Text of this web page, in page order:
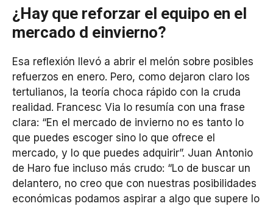
¿Hay que reforzar el equipo en el
mercado d einvierno?
Esa reflexión llevó a abrir el melón sobre posibles
refuerzos en enero. Pero, como dejaron claro los
tertulianos, la teoría choca rápido con la cruda
realidad. Francesc Via lo resumía con una frase
clara: “En el mercado de invierno no es tanto lo
que puedes escoger sino lo que ofrece el
mercado, y lo que puedes adquirir”. Juan Antonio
de Haro fue incluso más crudo: “Lo de buscar un
delantero, no creo que con nuestras posibilidades
económicas podamos aspirar a algo que supere lo